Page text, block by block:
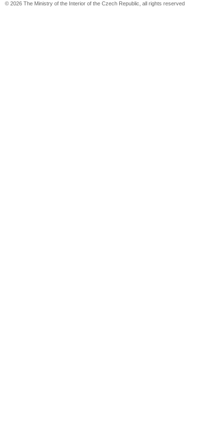
© 2026 The Ministry of the Interior of the Czech Republic, all rights reserved